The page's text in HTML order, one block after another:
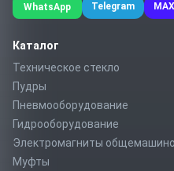
WhatsApp Telegram MAX
Каталог
Техническое стекло
Пудры
Пневмооборудование
Гидрооборудование
Электромагниты
Муфты